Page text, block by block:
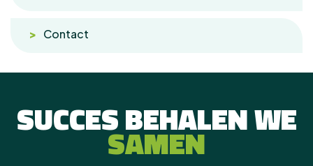
Contact
SUCCES BEHALEN WE
SAMEN